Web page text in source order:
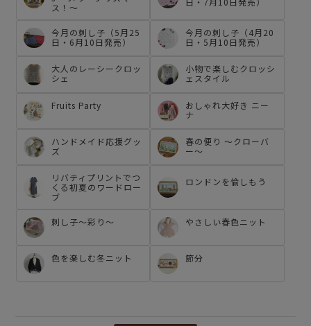
ス！～
今月の刺し子（5月25
日・6月10日発売）
今月の刺し子（4月20
日・5月10日発売）
大人のレーシークロッ
シェ
小物で楽しむクロッシ
ェスタイル
Fruits Party
おしゃれ大好き ニー
ナ
ハンドメイド応援グッ
ズ
春の便り ～クローバ
ー～
リバティプリントでつ
くる初夏のワードロー
ブ
ロンドンを愉しもう
刺し子～彩り～ やさしい春色ニット
色を楽しむ冬ニット 節分